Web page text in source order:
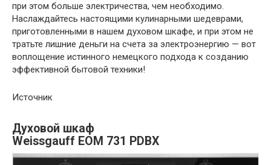
при этом больше электричества, чем необходимо.
Наслаждайтесь настоящими кулинарными шедеврами,
приготовленными в нашем духовом шкафе, и при этом не
тратьте лишние деньги на счета за электроэнергию — вот
воплощение истинного немецкого подхода к созданию
эффективной бытовой техники!
Источник
Духовой шкаф
Weissgauff EOM 731 PDBX